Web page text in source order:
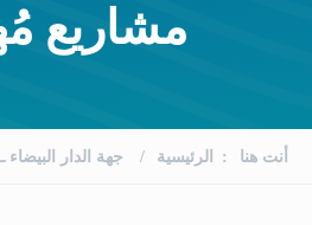
مشاريع
أنت هنا الرئيسية جهة الدار